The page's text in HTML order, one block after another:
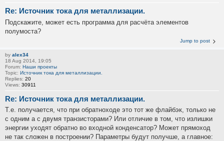
Re: Источник тока для металлизации.
Подскажите, может есть программа для расчёта элементов
полумоста?
Jump to post
by alex34
18 Aug 2014, 19:05
Forum: Наши проекты
Topic: Источник тока для металлизации.
Replies: 20
Views: 30911
Re: Источник тока для металлизации.
Т.е. получается, что при обратноходе это тот же флайбэк, только не
с одним а с двумя транзисторами? Или отличие в том, что излишки
энергии уходят обратно во входной конденсатор? Может прямоход
не так сложен в построении? Параметры будут получше, а главное: